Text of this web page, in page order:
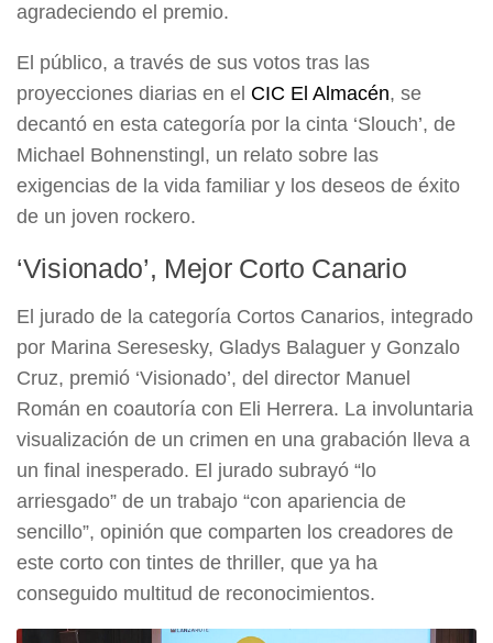
agradeciendo el premio.
El público, a través de sus votos tras las
proyecciones diarias en el CIC El Almacén, se
decantó en esta categoría por la cinta ‘Slouch’, de
Michael Bohnenstingl, un relato sobre las
exigencias de la vida familiar y los deseos de éxito
de un joven rockero.
‘Visionado’, Mejor Corto Canario
El jurado de la categoría Cortos Canarios, integrado
por Marina Seresesky, Gladys Balaguer y Gonzalo
Cruz, premió ‘Visionado’, del director Manuel
Román en coautoría con Eli Herrera. La involuntaria
visualización de un crimen en una grabación lleva a
un final inesperado. El jurado subrayó “lo
arriesgado” de un trabajo “con apariencia de
sencillo”, opinión que comparten los creadores de
este corto con tintes de thriller, que ya ha
conseguido multitud de reconocimientos.